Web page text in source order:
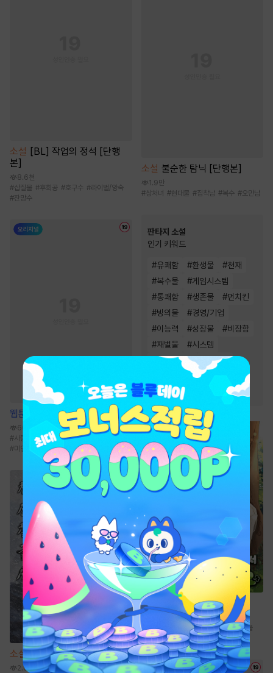
소설
[BL] 작업의 정석 [단행
본]
8.6천
#삽질물 #후회공 #호구수 #라이벌/앙숙
#잔망수
웹툰 내가 사랑하는 보스
60.2만
#사랑꾼공 #연하공 #주종관계
고수위
#미인공
소설 천산칠금생 [단행본]
2.6만
소설 불순한 탐닉 [단행본]
1.9만
#상처녀 #현대물 #집착남 #복수 #오만남
판타지 소설
인기 키워드
#유쾌함 #환생물 #천재
#복수물 #게임시스템
#통쾌함 #생존물 #먼치킨
#빙의물 #경영/기업
#이능력 #성장물 #비장함
#재벌물 #시스템
차원이동물
전문직
#전쟁물
#스포츠물
소설 헬 난이도에서 쉴게요
# 시스템 #퓨전판타지 #영지물
#성장물